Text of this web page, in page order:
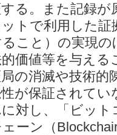
る。また記録
トで利用した
ること）の実現
価値等を与え
の消滅や技術的
が保証されて
対し、「ビット
ーン（